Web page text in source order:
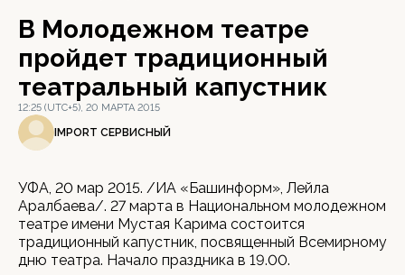
В Молодежном театре
пройдет традиционный
театральный капустник
12:25 (UTC+5), 20 МАРТА 2015
IMPORT СЕРВИСНЫЙ
УФА, 20 мар 2015. /ИА «Башинформ», Лейла
Аралбаева/. 27 марта в Национальном молодежном
театре имени Мустая Карима состоится
традиционный капустник, посвященный Всемирному
дню театра. Начало праздника в 19.00.